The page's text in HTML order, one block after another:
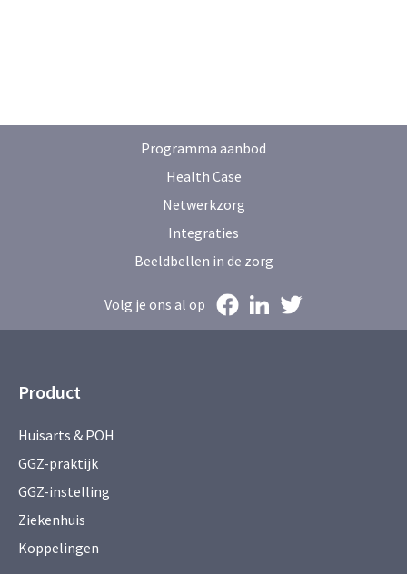
Programma aanbod
Health Case
Netwerkzorg
Integraties
Beeldbellen in de zorg
Volg je ons al op
Product
Huisarts & POH
GGZ-praktijk
GGZ-instelling
Ziekenhuis
Koppelingen